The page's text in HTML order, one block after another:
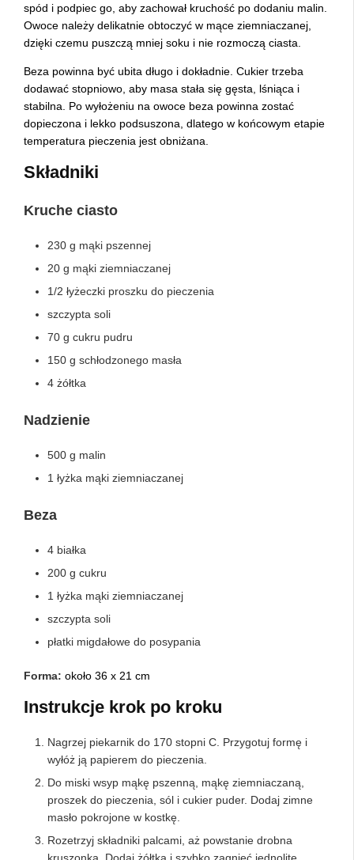
spód i podpiec go, aby zachował kruchość po dodaniu malin.
Owoce należy delikatnie obtoczyć w mące ziemniaczanej,
dzięki czemu puszczą mniej soku i nie rozmoczą ciasta.
Beza powinna być ubita długo i dokładnie. Cukier trzeba
dodawać stopniowo, aby masa stała się gęsta, lśniąca i
stabilna. Po wyłożeniu na owoce beza powinna zostać
dopieczona i lekko podsuszona, dlatego w końcowym etapie
temperatura pieczenia jest obniżana.
Składniki
Kruche ciasto
230 g mąki pszennej
20 g mąki ziemniaczanej
1/2 łyżeczki proszku do pieczenia
szczypta soli
70 g cukru pudru
150 g schłodzonego masła
4 żółtka
Nadzienie
500 g malin
1 łyżka mąki ziemniaczanej
Beza
4 białka
200 g cukru
1 łyżka mąki ziemniaczanej
szczypta soli
płatki migdałowe do posypania
Forma: około 36 x 21 cm
Instrukcje krok po kroku
Nagrzej piekarnik do 170 stopni C. Przygotuj formę i
wyłóż ją papierem do pieczenia.
Do miski wsyp mąkę pszenną, mąkę ziemniaczaną,
proszek do pieczenia, sól i cukier puder. Dodaj zimne
masło pokrojone w kostkę.
Rozetrzyj składniki palcami, aż powstanie drobna
kruszonka. Dodaj żółtka i szybko zagnieć jednolite